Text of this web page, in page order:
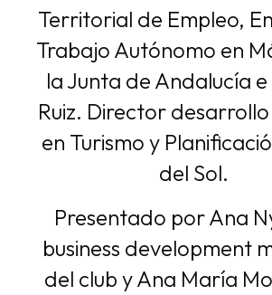
Territorial de Empleo,
Trabajo Autónomo en
la Junta de Andalucía
Ruiz. Director
en Turismo y
del Sol.
Presentado por Ana
business development
del club y Ana María